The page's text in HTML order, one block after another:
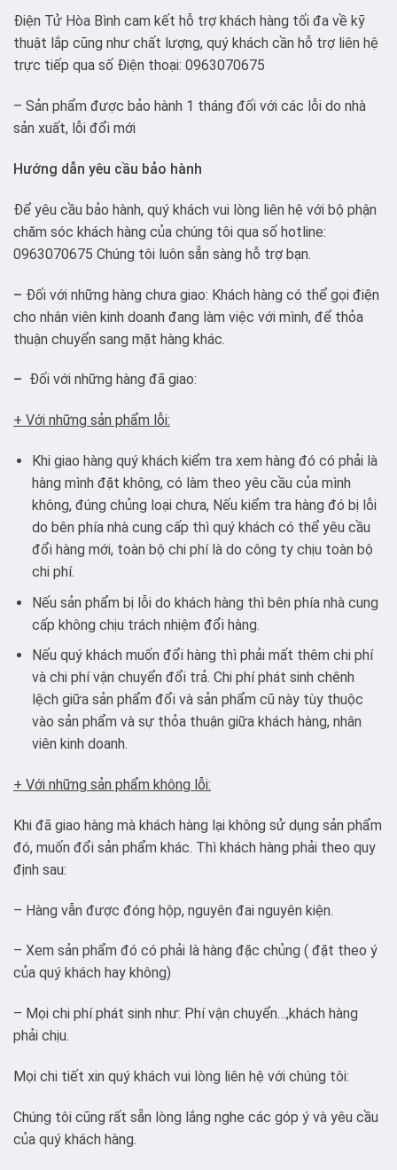
Điện Tử Hòa Bình cam kết hỗ trợ khách hàng tối đa về kỹ
thuật lắp cũng như chất lượng, quý khách cần hỗ trợ liên hệ
trực tiếp qua số Điện thoại: 0963070675
– Sản phẩm được bảo hành 1 tháng đối với các lỗi do nhà
sản xuất, lỗi đổi mới
Hướng dẫn yêu cầu bảo hành
Để yêu cầu bảo hành, quý khách vui lòng liên hệ với bộ phận
chăm sóc khách hàng của chúng tôi qua số hotline:
0963070675 Chúng tôi luôn sẵn sàng hỗ trợ bạn.
– Đối với những hàng chưa giao: Khách hàng có thể gọi điện
cho nhân viên kinh doanh đang làm việc với mình, để thỏa
thuận chuyển sang mặt hàng khác.
– Đối với những hàng đã giao:
+ Với những sản phẩm lỗi:
Khi giao hàng quý khách kiểm tra xem hàng đó có phải là
hàng mình đặt không, có làm theo yêu cầu của mình
không, đúng chủng loại chưa, Nếu kiểm tra hàng đó bị lỗi
do bên phía nhà cung cấp thì quý khách có thể yêu cầu
đổi hàng mới, toàn bộ chi phí là do công ty chịu toàn bộ
chi phí.
Nếu sản phẩm bị lỗi do khách hàng thì bên phía nhà cung
cấp không chịu trách nhiệm đổi hàng.
Nếu quý khách muốn đổi hàng thì phải mất thêm chi phí
và chi phí vận chuyển đổi trả. Chi phí phát sinh chênh
lệch giữa sản phẩm đổi và sản phẩm cũ này tùy thuộc
vào sản phẩm và sự thỏa thuận giữa khách hàng, nhân
viên kinh doanh.
+ Với những sản phẩm không lỗi:
Khi đã giao hàng mà khách hàng lại không sử dụng sản phẩm
đó, muốn đổi sản phẩm khác. Thì khách hàng phải theo quy
định sau:
– Hàng vẫn được đóng hộp, nguyên đai nguyên kiện.
– Xem sản phẩm đó có phải là hàng đặc chủng ( đặt theo ý
của quý khách hay không)
– Mọi chi phí phát sinh như: Phí vận chuyển…,khách hàng
phải chịu.
Mọi chi tiết xin quý khách vui lòng liên hệ với chúng tôi:
Chúng tôi cũng rất sẵn lòng lắng nghe các góp ý và yêu cầu
của quý khách hàng.